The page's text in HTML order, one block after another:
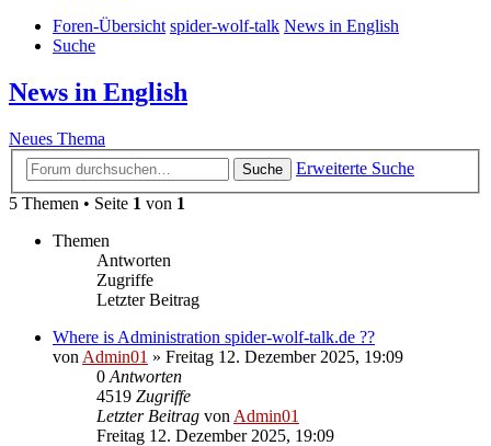
Foren-Übersicht spider-wolf-talk News in English
Suche
News in English
Neues Thema
Suche
Erweiterte Suche
5 Themen • Seite 1 von 1
Themen
Antworten
Zugriffe
Letzter Beitrag
Where is Administration spider-wolf-talk.de ??
von Admin01 » Freitag 12. Dezember 2025, 19:09
0 Antworten
4519 Zugriffe
Letzter Beitrag von Admin01
Freitag 12. Dezember 2025, 19:09